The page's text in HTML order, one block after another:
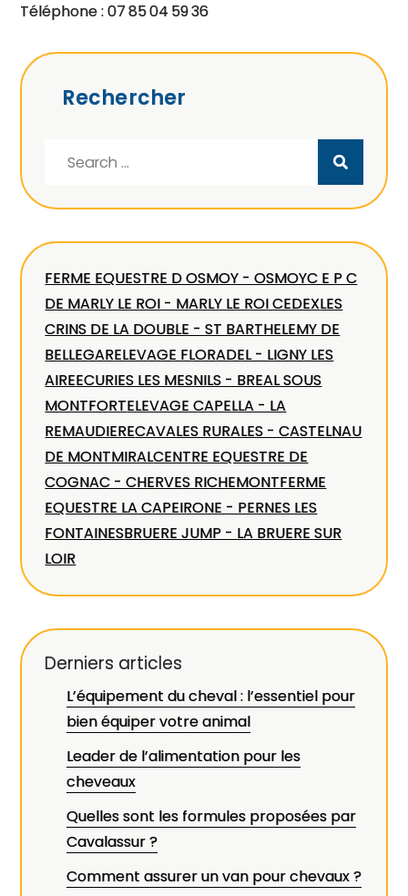
Téléphone : 07 85 04 59 36
Rechercher
FERME EQUESTRE D OSMOY - OSMOYC E P C
DE MARLY LE ROI - MARLY LE ROI CEDEXLES
CRINS DE LA DOUBLE - ST BARTHELEMY DE
BELLEGARELEVAGE FLORADEL - LIGNY LES
AIREECURIES LES MESNILS - BREAL SOUS
MONTFORTELEVAGE CAPELLA - LA
REMAUDIERECAVALES RURALES - CASTELNAU
DE MONTMIRALCENTRE EQUESTRE DE
COGNAC - CHERVES RICHEMONTFERME
EQUESTRE LA CAPEIRONE - PERNES LES
FONTAINESBRUERE JUMP - LA BRUERE SUR
LOIR
Derniers articles
L’équipement du cheval : l’essentiel pour
bien équiper votre animal
Leader de l’alimentation pour les
cheveaux
Quelles sont les formules proposées par
Cavalassur ?
Comment assurer un van pour chevaux ?